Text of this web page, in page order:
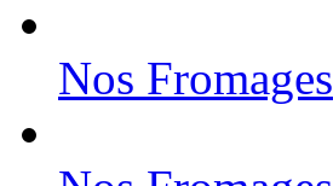
Nos Fromages